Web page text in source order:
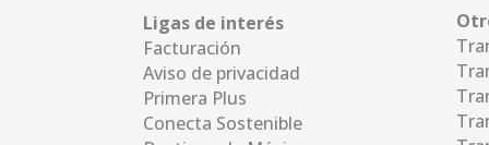
Ligas de interés
Facturación
Aviso de privacidad
Primera Plus
Conecta Sostenible